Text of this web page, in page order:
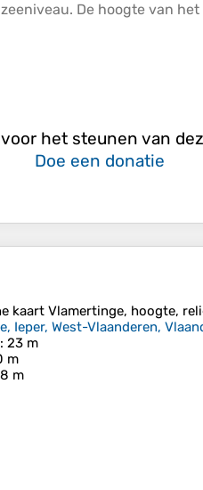
De hoogte van het
het steunen van
Doe een donatie
kaart Vlamertinge, hoogte,
Ieper, West-Vlaanderen,
: 23 m
m
m